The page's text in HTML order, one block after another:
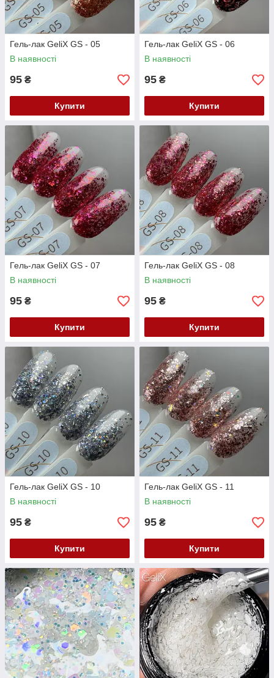
Гель-лак GeliX GS - 05
В наявності
95 ₴
Купити
Гель-лак GeliX GS - 06
В наявності
95 ₴
Купити
Гель-лак GeliX GS - 07
В наявності
95 ₴
Купити
Гель-лак GeliX GS - 08
В наявності
95 ₴
Купити
Гель-лак GeliX GS - 10
В наявності
95 ₴
Купити
Гель-лак GeliX GS - 11
В наявності
95 ₴
Купити